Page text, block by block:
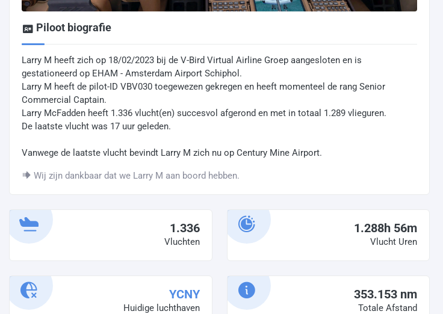
Piloot biografie
Larry M heeft zich op 18/02/2023 bij de V-Bird Virtual Airline Groep aangesloten en is
gestationeerd op EHAM - Amsterdam Airport Schiphol.
Larry M heeft de pilot-ID VBV030 toegewezen gekregen en heeft momenteel de rang Senior
Commercial Captain.
Larry McFadden heeft 1.336 vlucht(en) succesvol afgerond en met in totaal 1.289 vlieguren.
De laatste vlucht was 17 uur geleden.
Vanwege de laatste vlucht bevindt Larry M zich nu op Century Mine Airport.
Wij zijn dankbaar dat we Larry M aan boord hebben.
1.336
Vluchten
1.288h 56m
Vlucht Uren
YCNY
Huidige luchthaven
353.153 nm
Totale Afstand